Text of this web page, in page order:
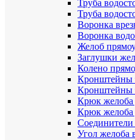
Труба
Труба
Воронка
Воронка
Желоб
Заглушки
Колено
Кронштейны
Кронштейны
Крюк
Крюк желоба
Угол желоба